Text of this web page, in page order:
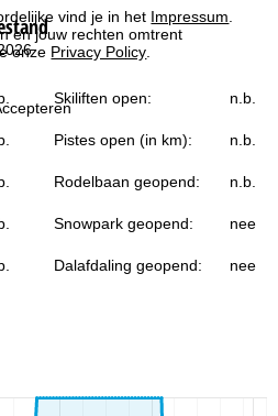
vind je in het Impressum
en jouw rechten omtrent
onze Privacy Policy
Skiliften open: n.b.
Pistes open (in km): n.b.
Rodelbaan geopend: n.b.
Snowpark geopend: nee
Dalafdaling geopend: nee